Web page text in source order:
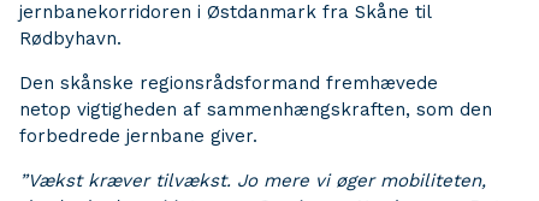
jernbanekorridoren i Østdanmark fra Skåne til
Rødbyhavn.
Den skånske regionsrådsformand fremhævede
netop vigtigheden af sammenhængskraften, som den
forbedrede jernbane giver.
”Vækst kræver tilvækst. Jo mere vi øger mobiliteten,